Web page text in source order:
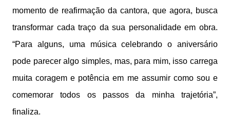
momento de reafirmação da cantora, que agora, busca
transformar cada traço da sua personalidade em obra.
“Para alguns, uma música celebrando o aniversário
pode parecer algo simples, mas, para mim, isso carrega
muita coragem e potência em me assumir como sou e
comemorar todos os passos da minha trajetória”,
finaliza.